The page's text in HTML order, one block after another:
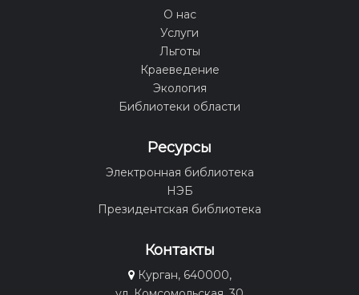
О нас
Услуги
Льготы
Краеведение
Экология
Библиотеки области
Ресурсы
Электронная библиотека
НЭБ
Президентская библиотека
Контакты
Курган, 640000,